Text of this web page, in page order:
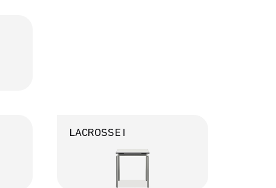
LACROSSE I